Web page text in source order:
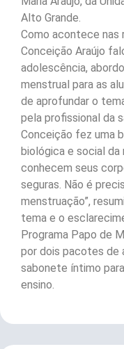
Alto Grande.
Como acontece nas
Conceição Araújo
adolescência,
menstrual para as
de aprofundar o
pela profissional da
Conceição fez uma
biológica e social da
conhecem seus
seguras. Não é
menstruação”,
tema e o
Programa Papo de
por dois pacotes de
sabonete íntimo
ensino.